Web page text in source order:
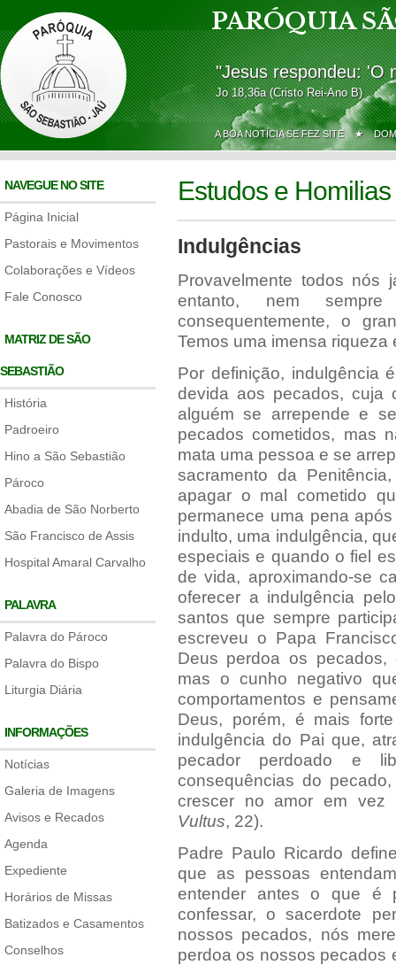
PARÓQUIA
"Jesus respondeu: 'O
Jo 18,36a (Cristo Rei-Ano B)
A BOA NOTÍCIA SE FEZ SITE ★
NAVEGUE NO SITE
Página Inicial
Pastorais e Movimentos
Colaborações e Vídeos
Fale Conosco
MATRIZ DE SÃO
SEBASTIÃO
História
Padroeiro
Hino a São Sebastião
Pároco
Abadia de São Norberto
São Francisco de Assis
Hospital Amaral Carvalho
PALAVRA
Palavra do Pároco
Palavra do Bispo
Liturgia Diária
INFORMAÇÕES
Notícias
Galeria de Imagens
Avisos e Recados
Agenda
Expediente
Horários de Missas
Batizados e Casamentos
Conselhos
Estudos e Homilias
Indulgências
Provavelmente todos nós
entanto, nem
consequentemente, o
Temos uma imensa
Por definição, indulgência
devida aos pecados, cuja
alguém se arrepende e
pecados cometidos, mas
mata uma pessoa e se
sacramento da
apagar o mal cometido
permanece uma pena
indulto, uma indulgência,
especiais e quando o fiel
de vida, aproximando-se
oferecer a indulgência
santos que sempre
escreveu o Papa
Deus perdoa os pecados,
mas o cunho negativo
comportamentos e
Deus, porém, é mais
indulgência do Pai que,
pecador perdoado e
consequências do
crescer no amor em vez
Vultus, 22).
Padre Paulo Ricardo
que as pessoas
entender antes o que é
confessar, o sacerdote
nossos pecados, nós
perdoa os nossos pecados